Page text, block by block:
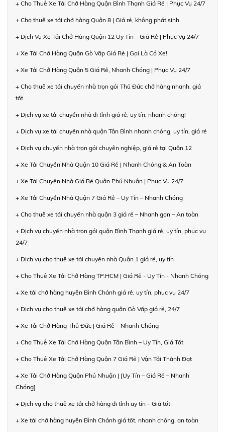
+ Cho Thuê Xe Tải Chở Hàng Quận Bình Thạnh Giá Rẻ | Phục Vụ 24/7
+ Cho thuê xe tải chở hàng Quận 8 | Giá rẻ, không phát sinh
+ Dịch Vụ Xe Tải Chở Hàng Quận 12 Uy Tín – Giá Rẻ | Phục Vụ 24/7
+ Xe Tải Chở Hàng Quận Gò Vấp Giá Rẻ | Gọi Là Có Xe!
+ Xe Tải Chở Hàng Quận 5 Giá Rẻ, Nhanh Chóng | Phục Vụ 24/7
+ Cho thuê xe tải chuyển nhà trọn gói Thủ Đức chở hàng nhanh, giá
tốt
+ Dịch vụ xe tải chuyển nhà đi tỉnh giá rẻ, uy tín, nhanh chóng!
+ Dịch vụ xe tải chuyển nhà quận Tân Bình nhanh chóng, uy tín, giá rẻ
+ Dịch vụ chuyển nhà trọn gói chuyên nghiệp, giá rẻ tại Quận 12
+ Xe Tải Chuyển Nhà Quận 10 Giá Rẻ | Nhanh Chóng & An Toàn
+ Xe Tải Chuyển Nhà Giá Rẻ Quận Phú Nhuận | Phục Vụ 24/7
+ Xe Tải Chuyển Nhà Quận 7 Giá Rẻ – Uy Tín – Nhanh Chóng
+ Cho thuê xe tải chuyển nhà quận 3 giá rẻ – Nhanh gọn – An toàn
+ Dịch vụ chuyển nhà trọn gói quận Bình Thạnh giá rẻ, uy tín, phục vụ
24/7
+ Dịch vụ cho thuê xe tải chuyển nhà Quận 1 giá rẻ, uy tín
+ Cho Thuê Xe Tải Chở Hàng TP.HCM | Giá Rẻ - Uy Tín - Nhanh Chóng
+ Xe tải chở hàng huyện Bình Chánh giá rẻ, uy tín, phục vụ 24/7
+ Dịch vụ cho thuê xe tải chở hàng quận Gò Vấp giá rẻ, 24/7
+ Xe Tải Chở Hàng Thủ Đức | Giá Rẻ – Nhanh Chóng
+ Cho Thuê Xe Tải Chở Hàng Quận Tân Bình – Uy Tín, Giá Tốt
+ Cho Thuê Xe Tải Chở Hàng Quận 7 Giá Rẻ | Vận Tải Thành Đạt
+ Xe Tải Chở Hàng Quận Phú Nhuận | [Uy Tín – Giá Rẻ – Nhanh
Chóng]
+ Dịch vụ cho thuê xe tải chở hàng đi tỉnh uy tín – Giá tốt
+ Xe tải chở hàng huyện Bình Chánh giá tốt, nhanh chóng, an toàn